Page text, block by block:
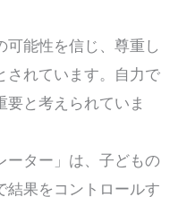
能性を信じ、尊重し
されています。自力で
と考えられていま
ーター」は、子どもの
結果をコントロールす